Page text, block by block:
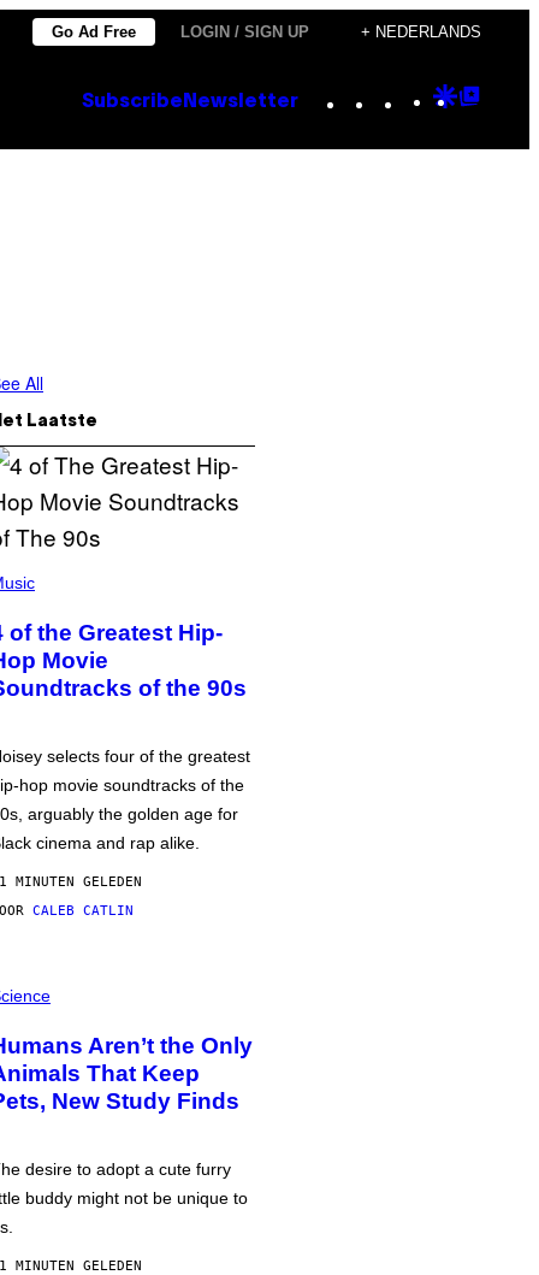
Go Ad Free LOGIN / SIGN UP + NEDERLANDS
Subscribe Newsletter Instagram
TikTok
YouTube
Google
All
Laatste
of the Greatest Hip-
Movie
of the 90s
selects four of the greatest
hop movie soundtracks of the
arguably the golden age for
cinema and rap alike.
MINUTEN GELEDEN
CALEB CATLIN
Aren’t the Only
That Keep
New Study Finds
desire to adopt a cute furry
buddy might not be unique to
MINUTEN GELEDEN